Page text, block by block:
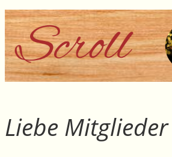
Liebe